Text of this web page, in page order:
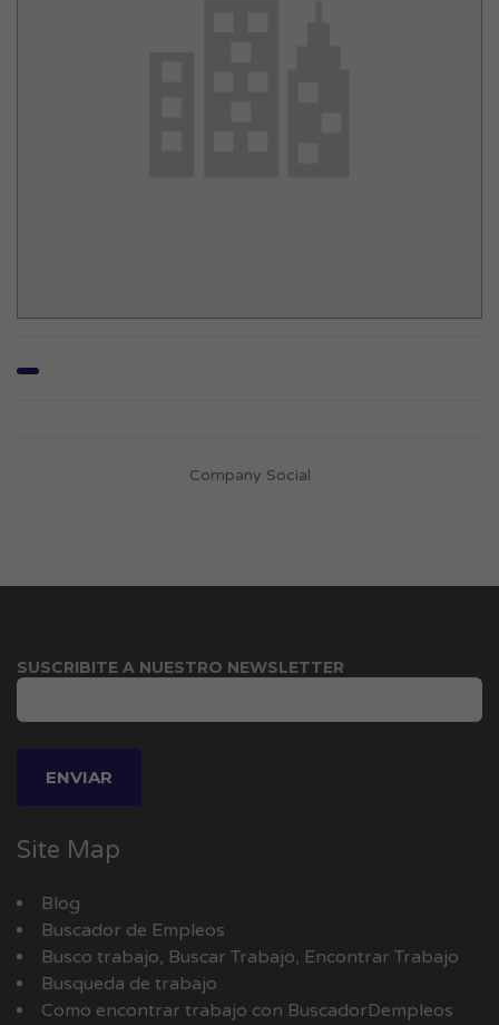
Company Social
SUSCRIBITE A NUESTRO NEWSLETTER
Site Map
Blog
Buscador de Empleos
Busco trabajo, Buscar Trabajo, Encontrar Trabajo
Busqueda de trabajo
Como encontrar trabajo con BuscadorDempleos